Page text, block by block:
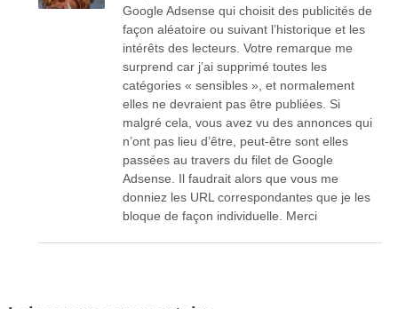
Google Adsense qui choisit des publicités de
façon aléatoire ou suivant l’historique et les
intérêts des lecteurs. Votre remarque me
surprend car j’ai supprimé toutes les
catégories « sensibles », et normalement
elles ne devraient pas être publiées. Si
malgré cela, vous avez vu des annonces qui
n’ont pas lieu d’être, peut-être sont elles
passées au travers du filet de Google
Adsense. Il faudrait alors que vous me
donniez les URL correspondantes que je les
bloque de façon individuelle. Merci